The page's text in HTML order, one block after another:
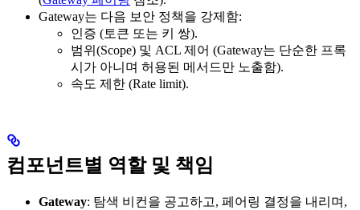
Gateway는 다음 보안 정책을 강제함:
인증 (토큰 또는 키 쌍).
범위(Scope) 및 ACL 제어 (Gateway는 단순한 프록
시가 아니며 허용된 메서드만 노출함).
속도 제한 (Rate limit).
컴포넌트별 역할 및 책임
Gateway: 탐색 비컨을 공고하고, 페어링 결정을 내리며,